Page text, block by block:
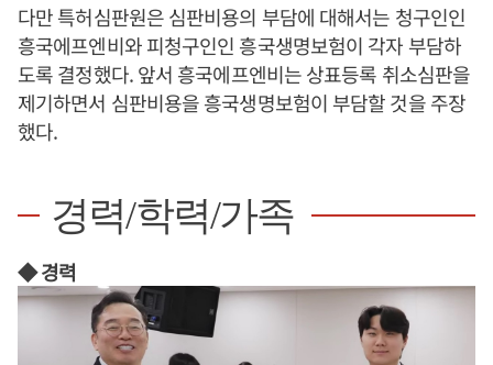
다만 특허심판원은 심판비용의 부담에 대해서는 청구인인
흥국에프엔비와 피청구인인 흥국생명보험이 각자 부담하
도록 결정했다. 앞서 흥국에프엔비는 상표등록 취소심판을
제기하면서 심판비용을 흥국생명보험이 부담할 것을 주장
했다.
경력/학력/가족
◆ 경력